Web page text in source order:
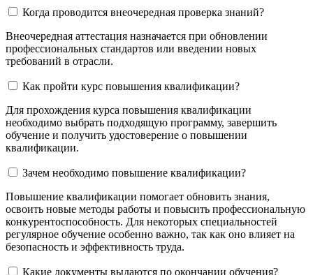
Когда проводится внеочередная проверка знаний?
Внеочередная аттестация назначается при обновлении
профессиональных стандартов или введении новых
требований в отрасли.
Как пройти курс повышения квалификации?
Для прохождения курса повышения квалификации
необходимо выбрать подходящую программу, завершить
обучение и получить удостоверение о повышении
квалификации.
Зачем необходимо повышение квалификации?
Повышение квалификации помогает обновить знания,
освоить новые методы работы и повысить профессиональную
конкурентоспособность. Для некоторых специальностей
регулярное обучение особенно важно, так как оно влияет на
безопасность и эффективность труда.
Какие документы выдаются по окончании обучения?